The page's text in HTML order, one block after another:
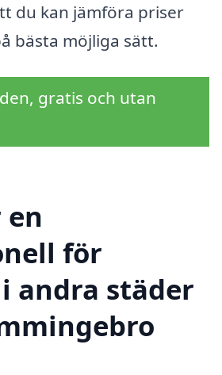
du kan jämföra priser
bästa möjliga sätt.
gratis och utan
en
för
andra städer